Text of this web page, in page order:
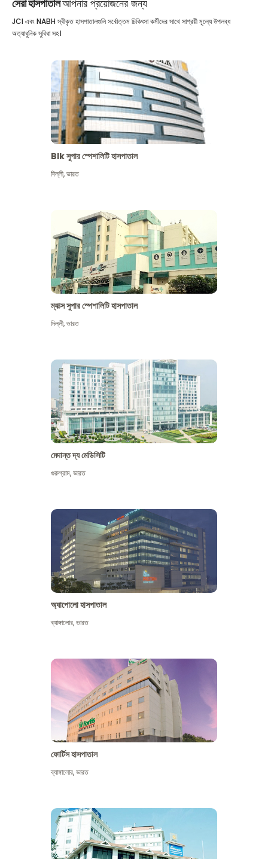
সেরা হাসপাতালআপনার প্রয়োজনের জন্য
JCI এবং NABH স্বীকৃত হাসপাতালগুলি সর্বোত্তম চিকিৎসা কর্মীদের সাথে সাশ্রয়ী মূল্যে উপলব্ধ
অত্যাধুনিক সুবিধা সহ।
Blk সুপার স্পেশালিটি হাসপাতাল
দিল্লী,ভারত
ম্যাক্স সুপার স্পেশালিটি হাসপাতাল
দিল্লী,ভারত
মেদান্ত দ্য মেডিসিটি
গুরুগ্রাম,ভারত
অ্যাপোলো হাসপাতাল
ব্যাঙ্গালোর,ভারত
ফোর্টিস হাসপাতাল
ব্যাঙ্গালোর,ভারত